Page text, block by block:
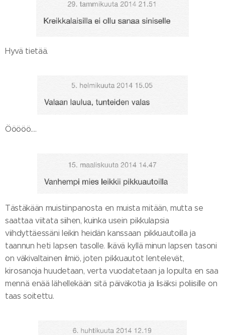
Hyvä tietää.
Ööööö….
Tästäkään muistiinpanosta en muista mitään, mutta se
saattaa viitata siihen, kuinka usein pikkulapsia
viihdyttäessäni leikin heidän kanssaan pikkuautoilla ja
taannun heti lapsen tasolle. Ikävä kyllä minun lapsen tasoni
on väkivaltainen ilmiö, joten pikkuautot lentelevät,
kirosanoja huudetaan, verta vuodatetaan ja lopulta en saa
mennä enää lähellekään sitä päiväkotia ja lisäksi poliisille on
taas soitettu.